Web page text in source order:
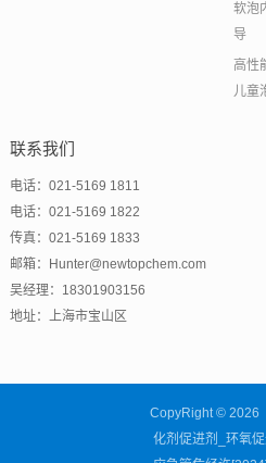
软泡
导
高性
儿童
联系我们
电话：021-5169 1811
电话：021-5169 1822
传真：021-5169 1833
邮箱：Hunter@newtopchem.com
吴经理：18301903156
地址：上海市宝山区
CopyRight © 2026
化剂促进剂_环氧